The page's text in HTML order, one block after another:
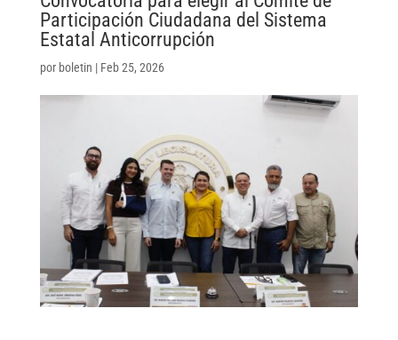
Participación Ciudadana del Sistema
Estatal Anticorrupción
por boletin | Feb 25, 2026